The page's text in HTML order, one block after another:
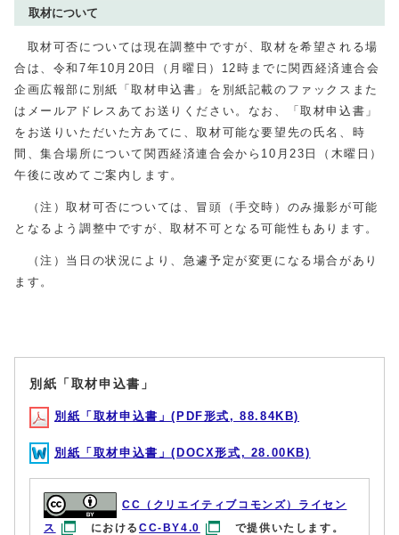
取材について
取材可否については現在調整中ですが、取材を希望される場
合は、令和7年10月20日（月曜日）12時までに関西経済連合会
企画広報部に別紙「取材申込書」を別紙記載のファックスまた
はメールアドレスあてお送りください。なお、「取材申込書」
をお送りいただいた方あてに、取材可能な要望先の氏名、時
間、集合場所について関西経済連合会から10月23日（木曜日）
午後に改めてご案内します。
（注）取材可否については、冒頭（手交時）のみ撮影が可能
となるよう調整中ですが、取材不可となる可能性もあります。
（注）当日の状況により、急遽予定が変更になる場合があり
ます。
別紙「取材申込書」
別紙「取材申込書」(PDF形式, 88.84KB)
別紙「取材申込書」(DOCX形式, 28.00KB)
CC（クリエイティブコモンズ）ライセン
ス
におけるCC-BY4.0 で提供いたします。